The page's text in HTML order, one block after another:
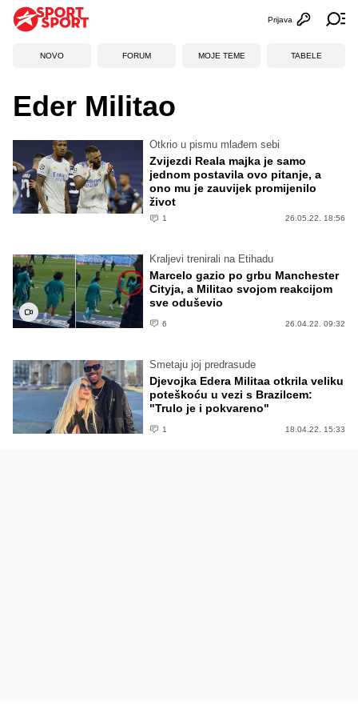
Otvori
Prijava
NOVO FORUM MOJE TEME TABELE
Eder Militao
Otkrio u pismu mlađem sebi
Zvijezdi Reala majka je samo
jednom postavila ovo pitanje, a
ono mu je zauvijek promijenilo
život
1 26.05.22. 18:56
Kraljevi trenirali na Etihadu
Marcelo gazio po grbu Manchester
Cityja, a Militao svojom reakcijom
sve oduševio
6 26.04.22. 09:32
Smetaju joj predrasude
Djevojka Edera Militaa otkrila veliku
poteškoću u vezi s Brazilcem:
"Trulo je i pokvareno"
1 18.04.22. 15:33